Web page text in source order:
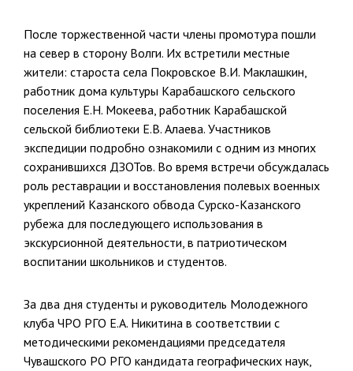
После торжественной части члены промотура пошли
на север в сторону Волги. Их встретили местные
жители: староста села Покровское В.И. Маклашкин,
работник дома культуры Карабашского сельского
поселения Е.Н. Мокеева, работник Карабашской
сельской библиотеки Е.В. Алаева. Участников
экспедиции подробно ознакомили с одним из многих
сохранившихся ДЗОТов. Во время встречи обсуждалась
роль реставрации и восстановления полевых военных
укреплений Казанского обвода Сурско-Казанского
рубежа для последующего использования в
экскурсионной деятельности, в патриотическом
воспитании школьников и студентов.
За два дня студенты и руководитель Молодежного
клуба ЧРО РГО Е.А. Никитина в соответствии с
методическими рекомендациями председателя
Чувашского РО РГО кандидата географических наук,